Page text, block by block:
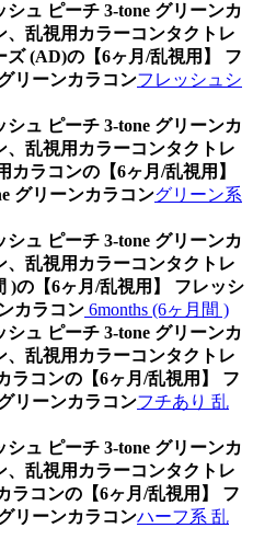
シュ ピーチ 3-tone グリーンカ
、乱視用カラーコンタクトレ
ズ (AD)の【6ヶ月/乱視用】 フ
リーンカラコンフレッシュシ
シュ ピーチ 3-tone グリーンカ
、乱視用カラーコンタクトレ
カラコンの【6ヶ月/乱視用】
グリーンカラコングリーン系
シュ ピーチ 3-tone グリーンカ
、乱視用カラーコンタクトレ
)の【6ヶ月/乱視用】 フレッシ
カラコン 6months (6ヶ月間 )
シュ ピーチ 3-tone グリーンカ
、乱視用カラーコンタクトレ
ラコンの【6ヶ月/乱視用】 フ
リーンカラコンフチあり 乱
シュ ピーチ 3-tone グリーンカ
、乱視用カラーコンタクトレ
ラコンの【6ヶ月/乱視用】 フ
リーンカラコンハーフ系 乱